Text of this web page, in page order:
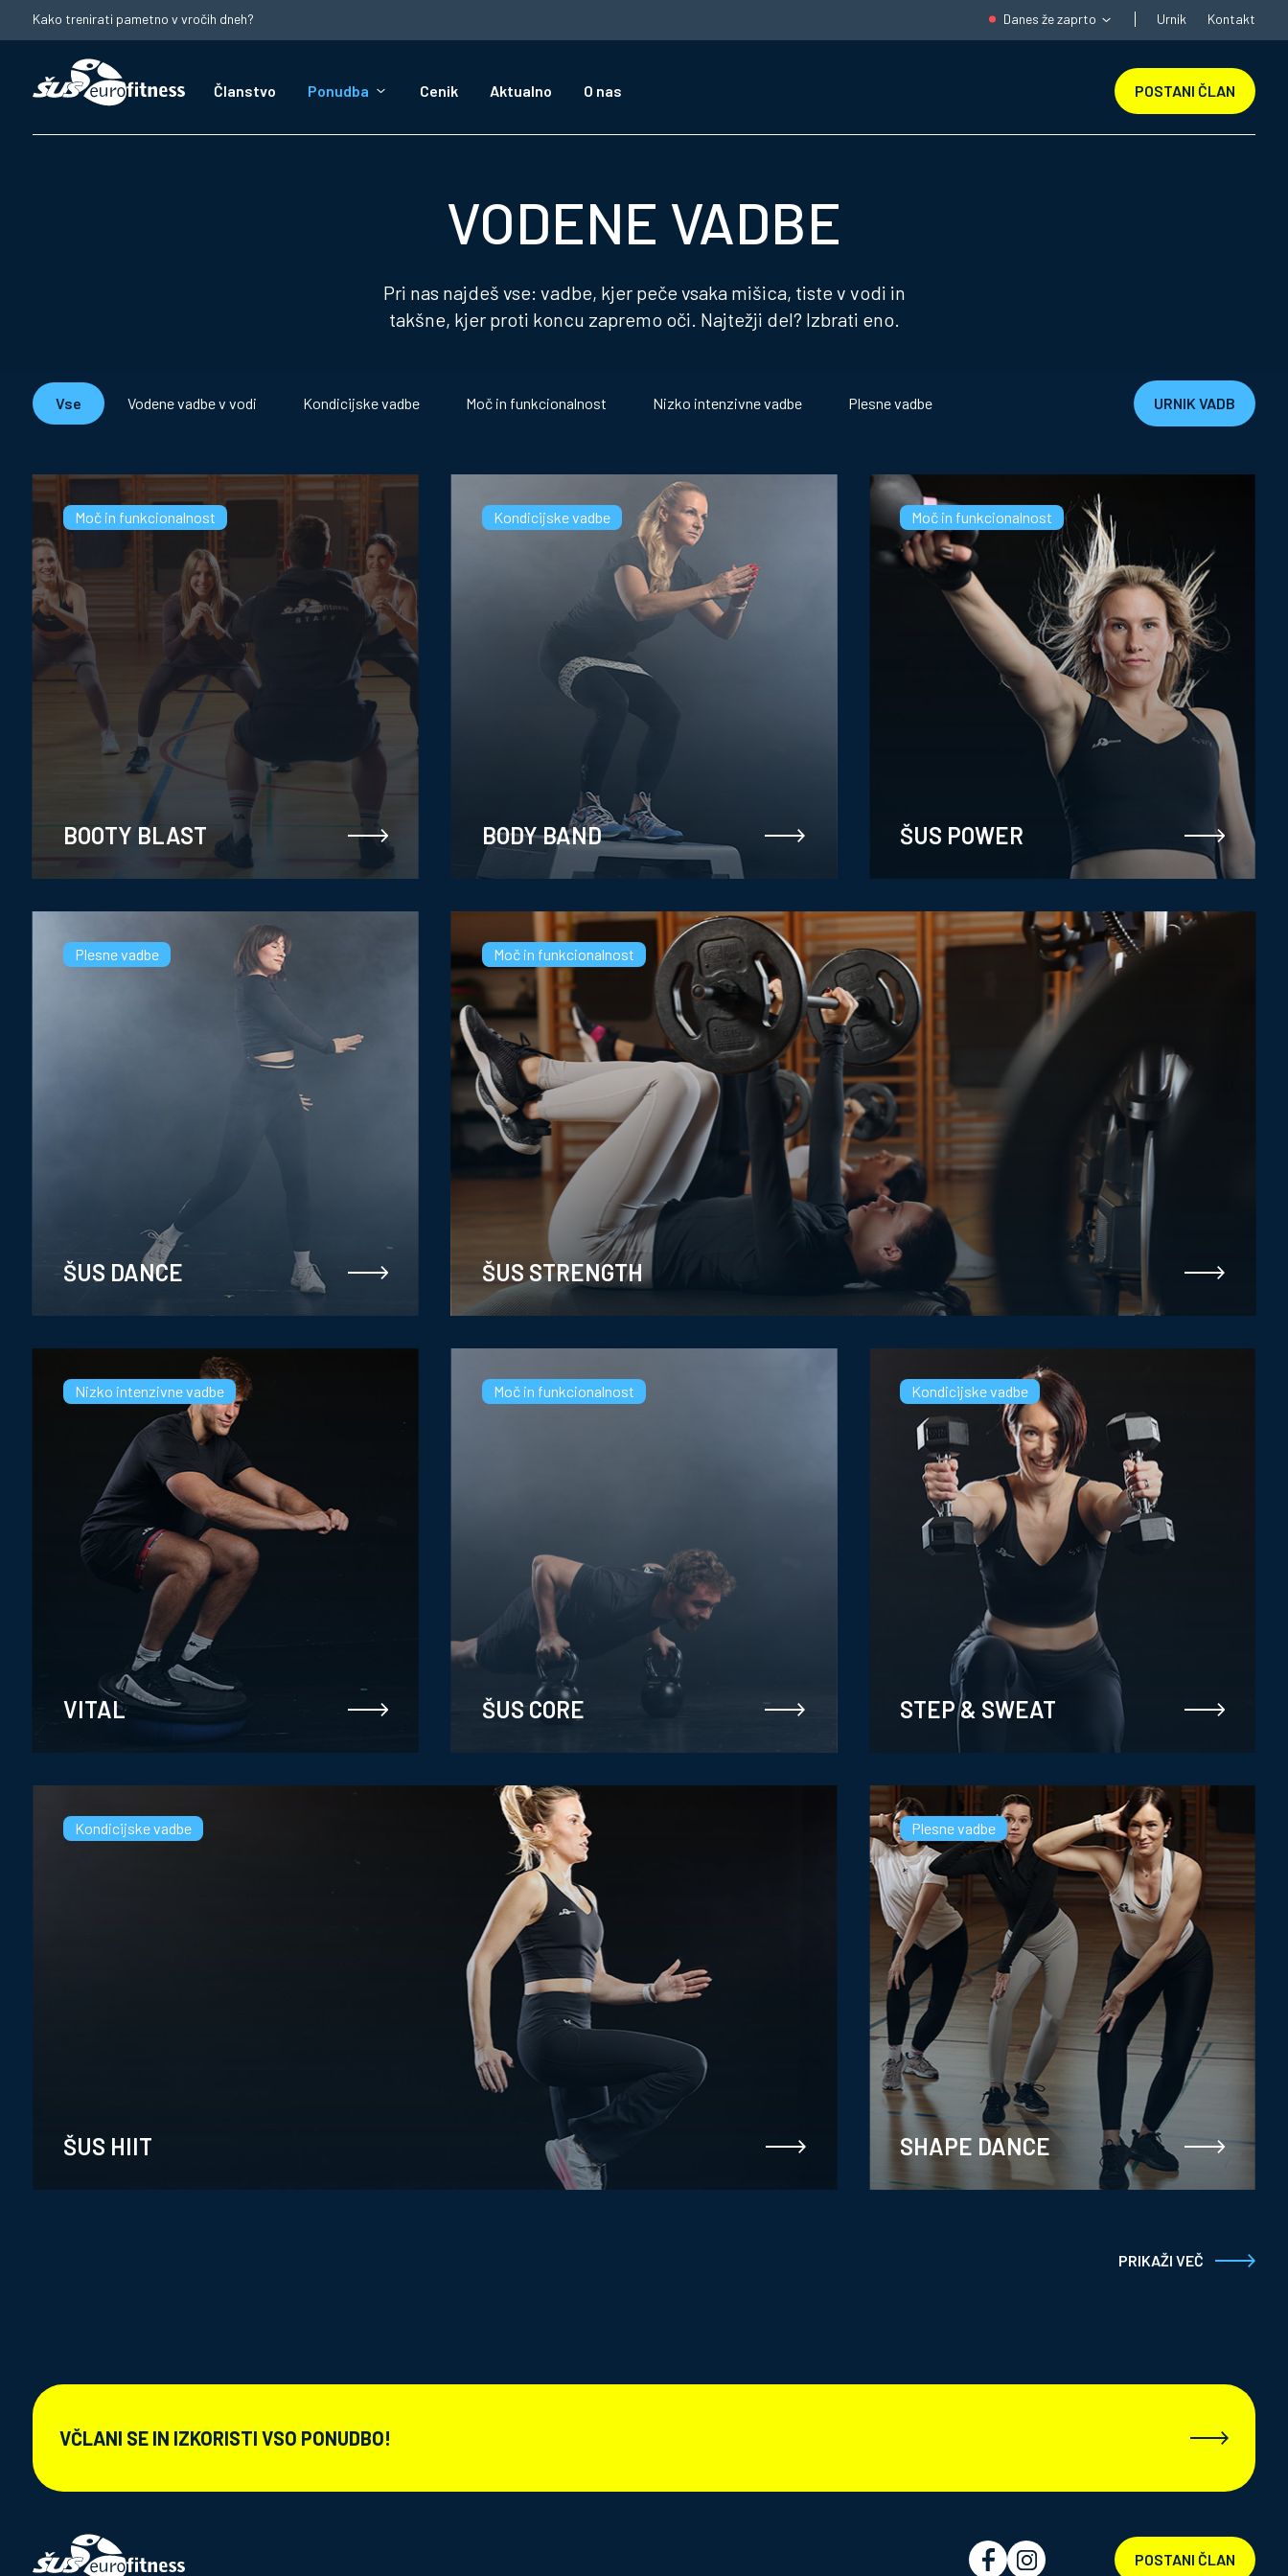
Kako trenirati pametno v vročih dneh? Danes že zaprto Urnik Kontakt
Članstvo Ponudba Cenik Aktualno O nas POSTANI ČLAN
VODENE VADBE
Pri nas najdeš vse: vadbe, kjer peče vsaka mišica, tiste v vodi in
takšne, kjer proti koncu zapremo oči. Najtežji del? Izbrati eno.
Vse Vodene vadbe v vodi Kondicijske vadbe Moč in funkcionalnost Nizko intenzivne vadbe Plesne vadbe URNIK VADB
Moč in funkcionalnost
BOOTY BLAST
Kondicijske vadbe
BODY BAND
Moč in funkcionalnost
ŠUS POWER
Plesne vadbe
ŠUS DANCE
Moč in funkcionalnost
ŠUS STRENGTH
Nizko intenzivne vadbe
VITAL
Moč in funkcionalnost
ŠUS CORE
Kondicijske vadbe
STEP & SWEAT
Kondicijske vadbe
ŠUS HIIT
Plesne vadbe
SHAPE DANCE
PRIKAŽI VEČ
VČLANI SE IN IZKORISTI VSO PONUDBO!
POSTANI ČLAN